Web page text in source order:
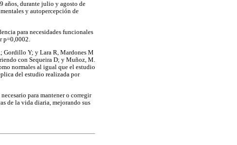
años, durante julio y agosto de
y autopercepción de
para necesidades funcionales
p=0,0002.
Gordillo Y; y Lara R, Mardones M
con Sequeira D; y Muñoz, M.
normales al igual que el estudio
del estudio realizada por
para mantener o corregir
de la vida diaria, mejorando sus